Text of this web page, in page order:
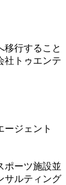
移行すること
社トゥエンテ
ージェント
ポーツ施設並
サルティング